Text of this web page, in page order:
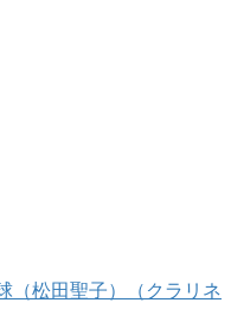
（松田聖子）（クラリネ